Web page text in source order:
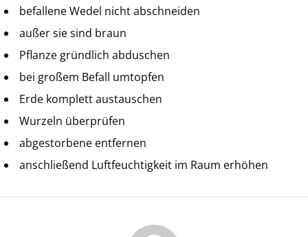
befallene Wedel nicht abschneiden
außer sie sind braun
Pflanze gründlich abduschen
bei großem Befall umtopfen
Erde komplett austauschen
Wurzeln überprüfen
abgestorbene entfernen
anschließend Luftfeuchtigkeit im Raum erhöhen